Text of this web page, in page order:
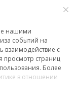
нашими
событий на
взаимодействие с
просмотр страниц
Более
в отношении